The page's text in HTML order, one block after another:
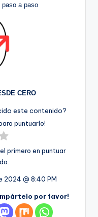
paso a paso
CERO
este contenido?
puntuarlo!
primero en puntuar
2024 @ 8:40 PM
por favor!